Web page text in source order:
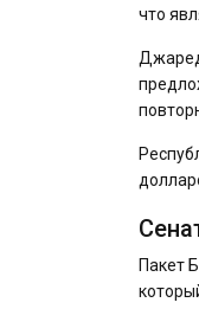
что
Пакет